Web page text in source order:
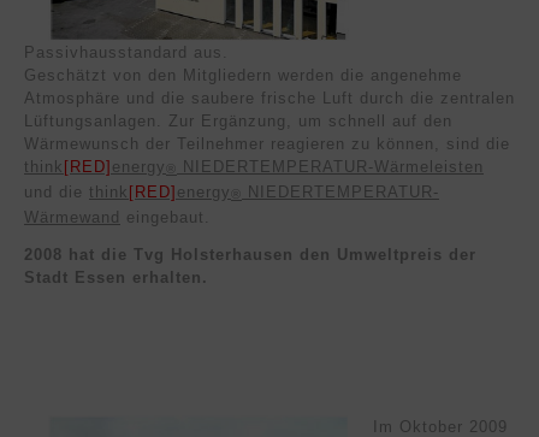
Passivhausstandard aus.
Geschätzt von den Mitgliedern werden die angenehme
Atmosphäre und die saubere frische Luft durch die zentralen
Lüftungsanlagen. Zur Ergänzung, um schnell auf den
Wärmewunsch der Teilnehmer reagieren zu können, sind die
think [RED] energy ®
NIEDERTEMPERATUR-Wärmeleisten
und die think [RED] energy ®
NIEDERTEMPERATUR-
Wärmewand eingebaut.
2008 hat die Tvg Holsterhausen den Umweltpreis der
Stadt Essen erhalten.
Im Oktober 2009